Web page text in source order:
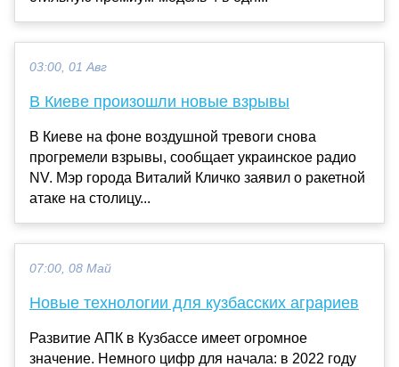
03:00, 01 Авг
В Киеве произошли новые взрывы
В Киеве на фоне воздушной тревоги снова
прогремели взрывы, сообщает украинское радио
NV. Мэр города Виталий Кличко заявил о ракетной
атаке на столицу...
07:00, 08 Май
Новые технологии для кузбасских аграриев
Развитие АПК в Кузбассе имеет огромное
значение. Немного цифр для начала: в 2022 году